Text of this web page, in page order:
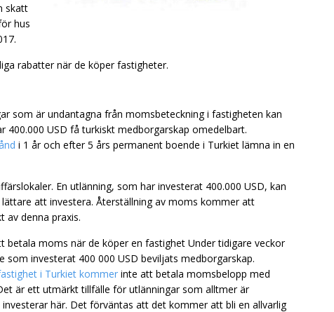
skatt
hus
rabatter när de köper fastigheter.
som är undantagna från momsbeteckning i fastigheten kan
USD få turkiskt medborgarskap omedelbart.
i 1 år och efter 5 års permanent boende i Turkiet lämna in en
En utlänning, som har investerat 400.000 USD, kan
att investera. Återställning av moms kommer att
av denna praxis.
betala moms när de köper en fastighet Under tidigare veckor
som investerat 400 000 USD beviljats ​​medborgarskap.
i Turkiet kommer inte att betala momsbelopp med
är ett utmärkt tillfälle för utlänningar som alltmer är
här. Det förväntas att det kommer att bli en allvarlig